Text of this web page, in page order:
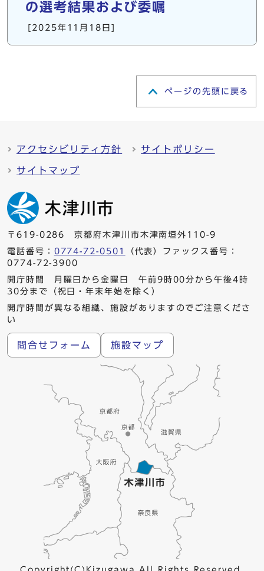
の選考結果および委嘱
[2025年11月18日]
ページの先頭に戻る
アクセシビリティ方針 サイトポリシー
サイトマップ
〒619-0286 京都府木津川市木津南垣外110-9
電話番号： 0774-72-0501
（代表）ファックス番号：
0774-72-3900
開庁時間 月曜日から金曜日 午前9時00分から午後4時
30分まで（祝日・年末年始を除く）
開庁時間が異なる組織、施設がありますのでご注意くださ
い
問合せフォーム 施設マップ